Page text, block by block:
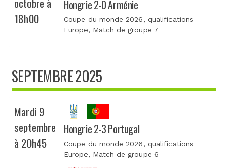
18h00
Hongrie 2-0 Arménie
Coupe du monde 2026, qualifications
Europe, Match de groupe 7
SEPTEMBRE 2025
Mardi 9
septembre
à 20h45
Hongrie 2-3 Portugal
Coupe du monde 2026, qualifications
Europe, Match de groupe 6